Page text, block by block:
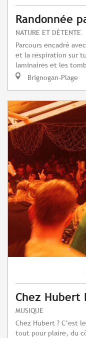
Randonnée
NATURE ET DÉTENTE
Parcours encadré
et la respiration sur
laminaires et les
Brignogan-Plage
Chez Hubert
MUSIQUE
Chez Hubert ? C’est
tout pour plaire, du